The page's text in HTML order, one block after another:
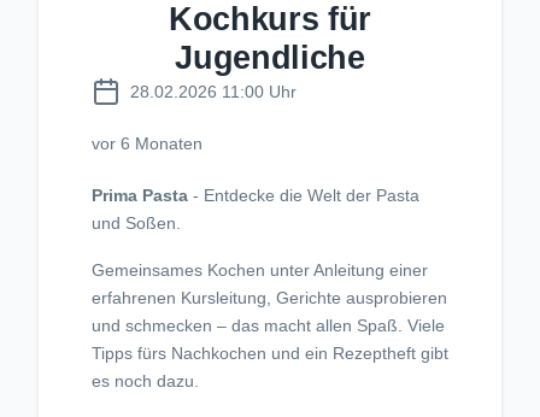
Kochkurs für
Jugendliche
28.02.2026 11:00 Uhr
vor 6 Monaten
Prima Pasta - Entdecke die Welt der Pasta
und Soßen.
Gemeinsames Kochen unter Anleitung einer
erfahrenen Kursleitung, Gerichte ausprobieren
und schmecken – das macht allen Spaß. Viele
Tipps fürs Nachkochen und ein Re­zeptheft gibt
es noch dazu.